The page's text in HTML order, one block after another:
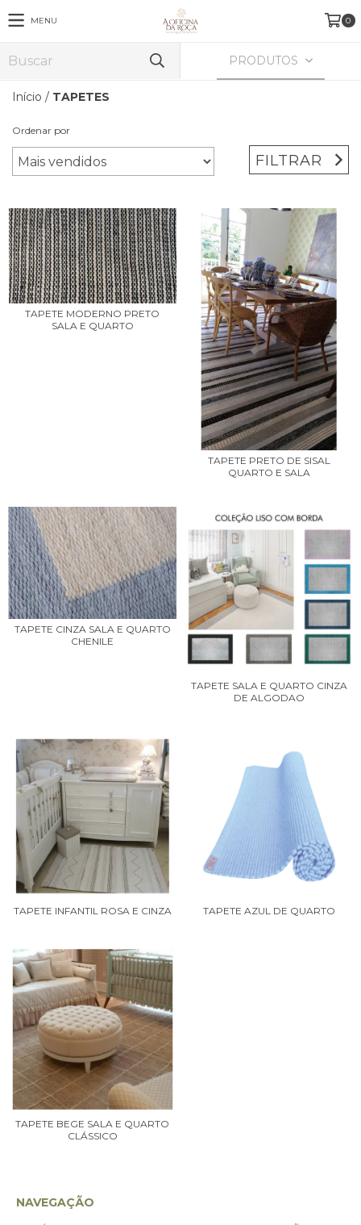
MENU 0
PRODUTOS
Início / TAPETES
Ordenar por
FILTRAR
TAPETE MODERNO PRETO
SALA E QUARTO
TAPETE PRETO DE SISAL
QUARTO E SALA
TAPETE CINZA SALA E QUARTO
CHENILE
TAPETE SALA E QUARTO CINZA
DE ALGODAO
TAPETE INFANTIL ROSA E CINZA TAPETE AZUL DE QUARTO
TAPETE BEGE SALA E QUARTO
CLÁSSICO
NAVEGAÇÃO